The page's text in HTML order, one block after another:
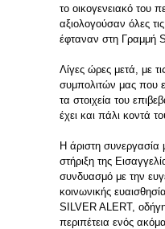
το οικογενειακό του
αξιολογούσαν όλες
έφταναν στη Γραμμή
Λίγες ώρες μετά, με
συμπολιτών μας που
τα στοιχεία του
έχει και πάλι κοντά
Η άριστη
στήριξη της
συνδυασμό με την
κοινωνικής
SILVER ALERT,
περιπέτεια ενός